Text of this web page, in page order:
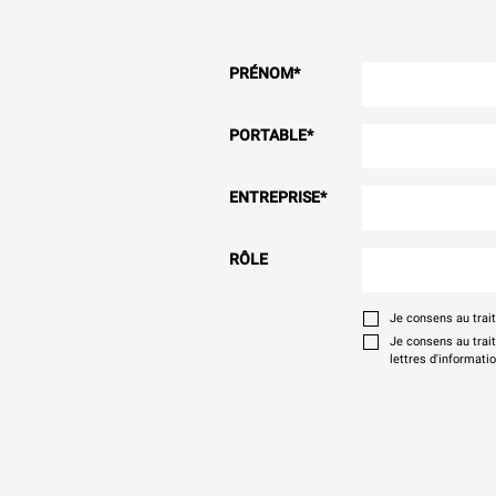
PRÉNOM*
PORTABLE*
ENTREPRISE*
RÔLE
Je consens au
Je consens au
lettres